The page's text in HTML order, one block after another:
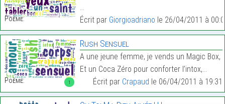
Poème:
…
Écrit par Giorgioadriano le 26/04/2011 à
1
Poème:
Rush Sensuel
A une jeune femme, je vends un Magic Box,
Et un Coca Zéro pour conforter l’intox,…
Écrit par Crapaud le 06/04/2011 à 19:31